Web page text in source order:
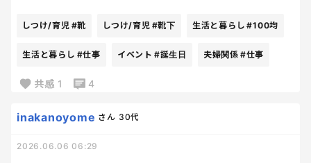
ぇ。
と大袈裟に言ったけど、
子供たちに好きなように絵をかいたり
上の子は字をかけるからメッセージも書いてた。
仕事には履いて行けないから
しつけ/育児 #靴 しつけ/育児 #靴下 生活と暮らし #100均
生活と暮らし #仕事 イベント #誕生日 夫婦関係 #仕事
共感 1 4
inakanoyome さん 30代
2026.06.06 06:29